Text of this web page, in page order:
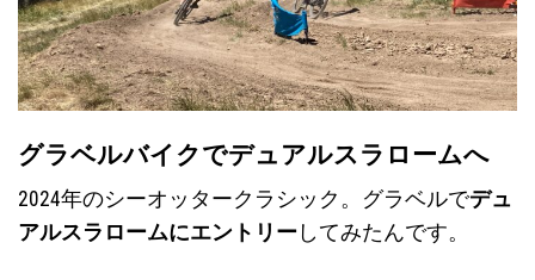
グラベルバイクでデュアルスラロームへ
2024年のシーオッタークラシック。グラベルでデュ
アルスラロームにエントリー してみたんです。